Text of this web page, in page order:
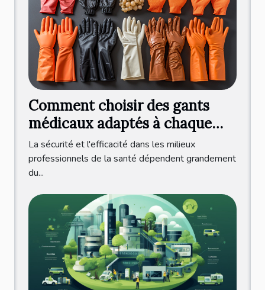
Comment choisir des gants
médicaux adaptés à chaque
pratique professionnelle ?
La sécurité et l'efficacité dans les milieux
professionnels de la santé dépendent grandement
du...